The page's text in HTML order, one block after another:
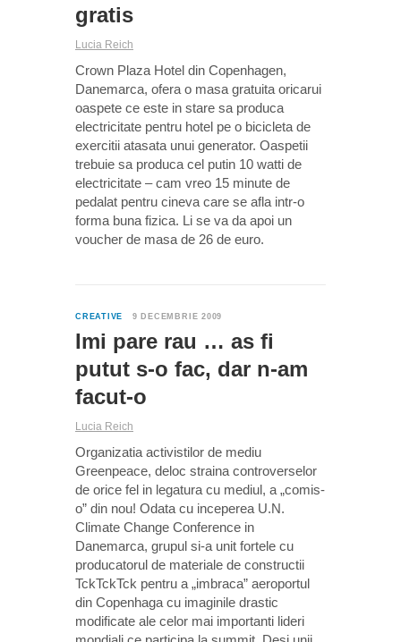
gratis
Lucia Reich
Crown Plaza Hotel din Copenhagen,
Danemarca, ofera o masa gratuita oricarui
oaspete ce este in stare sa produca
electricitate pentru hotel pe o bicicleta de
exercitii atasata unui generator. Oaspetii
trebuie sa produca cel putin 10 watti de
electricitate – cam vreo 15 minute de
pedalat pentru cineva care se afla intr-o
forma buna fizica. Li se va da apoi un
voucher de masa de 26 de euro.
CREATIVE 9 DECEMBRIE 2009
Imi pare rau … as fi
putut s-o fac, dar n-am
facut-o
Lucia Reich
Organizatia activistilor de mediu
Greenpeace, deloc straina controverselor
de orice fel in legatura cu mediul, a „comis-
o” din nou! Odata cu inceperea U.N.
Climate Change Conference in
Danemarca, grupul si-a unit fortele cu
producatorul de materiale de constructii
TckTckTck pentru a „imbraca” aeroportul
din Copenhaga cu imaginile drastic
modificate ale celor mai importanti lideri